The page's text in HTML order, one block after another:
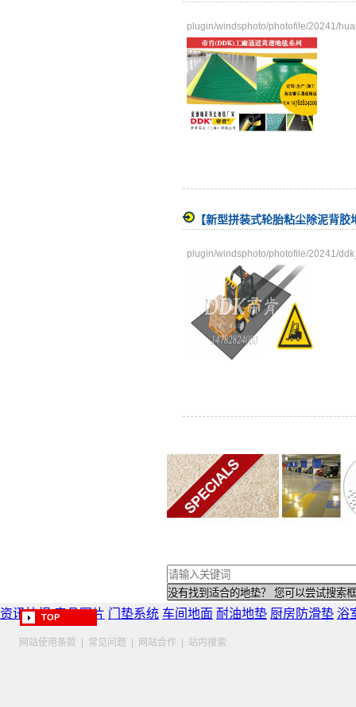
plugin/windsphoto/photofile/20241/
【新型拼装式轮胎粘尘除泥背
plugin/windsphoto/photofile/20241/
网站使用条款 常见问题 网站合作 站内搜索
TOP
资讯快报 产品图片 门垫系统 车间地面 耐油地垫 厨房防滑垫 浴